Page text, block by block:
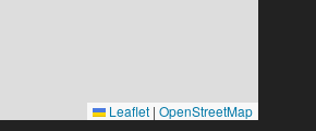
Leaflet | OpenStreetMap